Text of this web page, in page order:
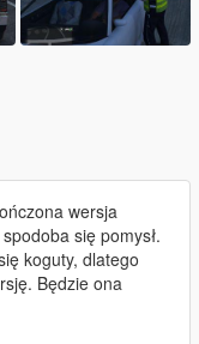
wersja
się pomysł.
koguty, dlatego
Będzie ona